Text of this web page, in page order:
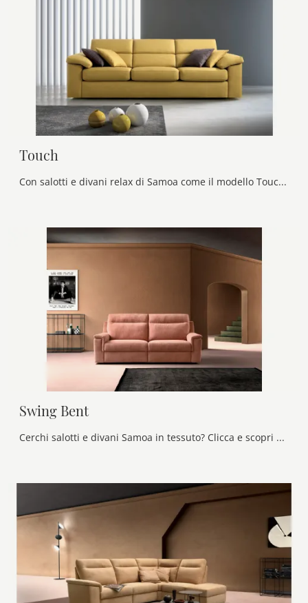
Touch
Con salotti e divani relax di Samoa come il modello Touch in tessuto, potrai completare il tuo concept d'arredo.
Swing Bent
Cerchi salotti e divani Samoa in tessuto? Clicca e scopri di più sul modello Swing Bent per spazi moderni.